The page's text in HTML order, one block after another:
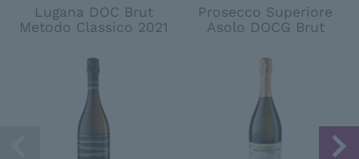
Lugana DOC Brut
Metodo Classico 2021
Prosecco Superiore
Asolo DOCG Brut